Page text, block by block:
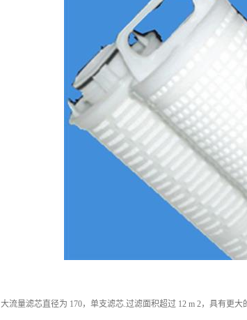
大流量滤芯直径为 170，单支滤芯.过滤面积超过 12 m 2，具有更